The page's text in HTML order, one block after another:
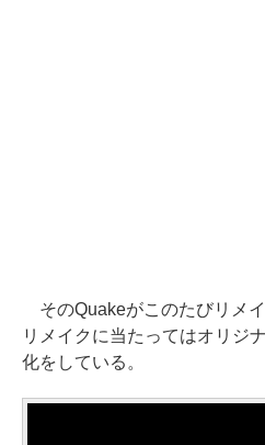
そのQuakeがこのたびリメイ
リメイクに当たってはオリジ
化をしている。